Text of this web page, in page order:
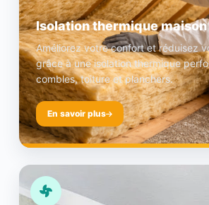
Isolation thermique maison
Améliorez votre confort et réduisez
grâce à une isolation thermique
combles, toiture et planchers.
En savoir plus